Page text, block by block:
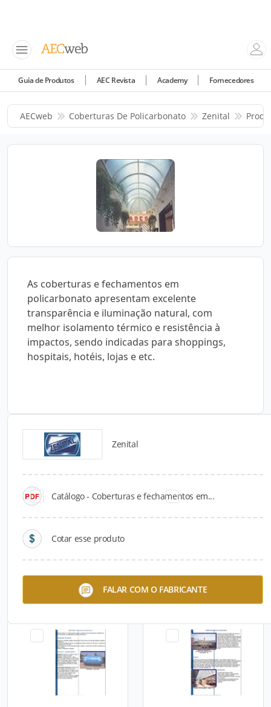
Guia de Produtos AEC Revista Academy Fornecedores
AECweb Coberturas De Policarbonato Zenital
As coberturas e fechamentos em
policarbonato apresentam excelente
transparência e iluminação natural, com
melhor isolamento térmico e resistência à
impactos, sendo indicadas para shoppings,
hospitais, hotéis, lojas e etc.
Zenital
Catálogo - Coberturas e fechamentos em...
Cotar esse produto
FALAR COM O FABRICANTE
Catálogos para Download
Maxicaixa Zenital